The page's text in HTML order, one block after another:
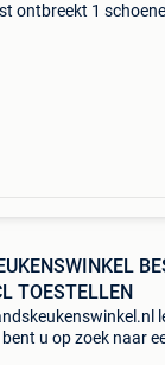
ontbreekt 1
TOESTELLEN
u op zoek naar